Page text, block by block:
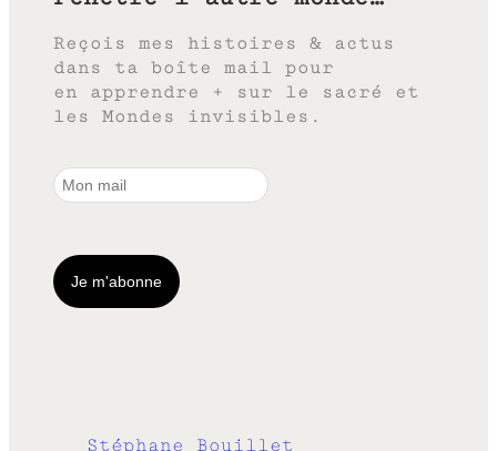
Reçois mes histoires & actus
dans ta boîte mail pour
en apprendre + sur le sacré et
les Mondes invisibles.
Stéphane Bouillet